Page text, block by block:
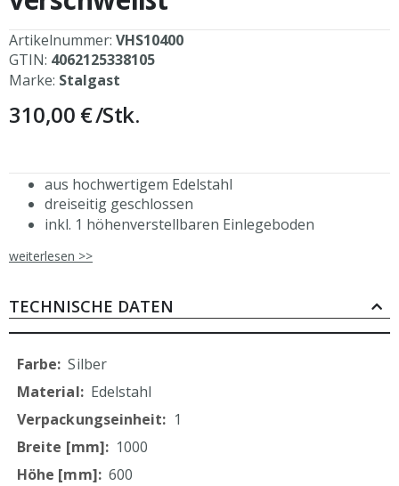
Artikelnummer: VHS10400
GTIN: 4062125338105
Marke: Stalgast
310,00 €/Stk.
aus hochwertigem Edelstahl
dreiseitig geschlossen
inkl. 1 höhenverstellbaren Einlegeboden
aus eigener, ressourcenschonender Produktion
auch in 300 mm Tiefe erhältlich
weiterlesen >>
TECHNISCHE DATEN
Mehr
Informationen
Silber
Edelstahl
1
1000
600